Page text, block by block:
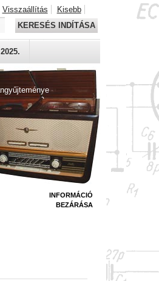
Visszaállítás
Kisebb
KERESÉS INDÍTÁSA
INFORMÁCIÓ
BEZÁRÁSA